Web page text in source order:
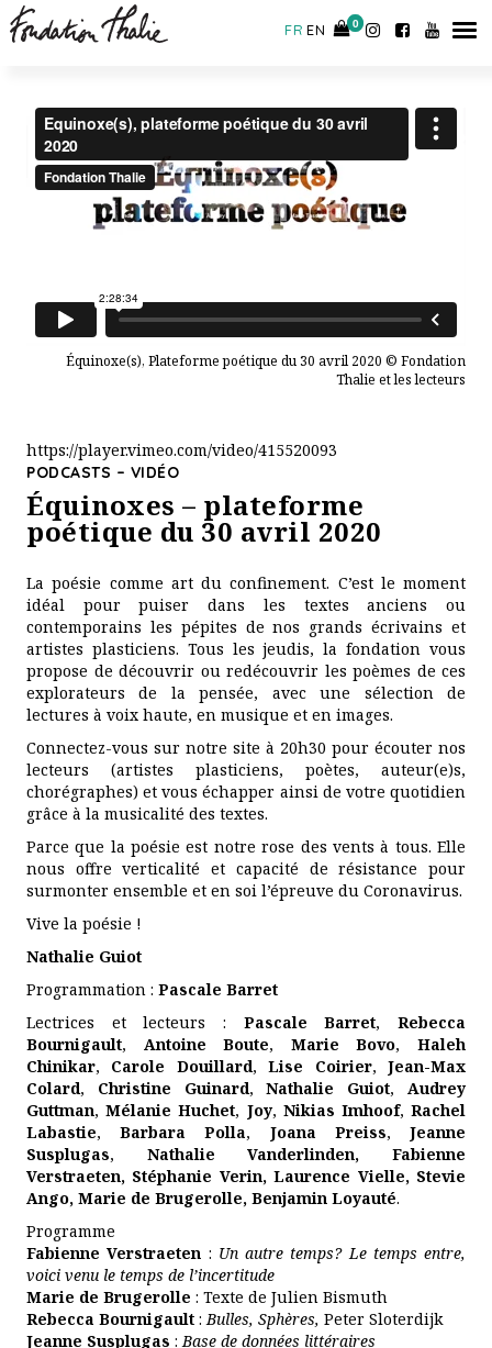
CONTACT
FR EN 0
0
Équinoxe(s), Plateforme poétique du 30 avril 2020 © Fondation
Thalie et les lecteurs
https://player.vimeo.com/video/415520093
PODCASTS – VIDÉO
Équinoxes – plateforme
poétique du 30 avril 2020
La poésie comme art du confinement. C’est le moment
idéal pour puiser dans les textes anciens ou
contemporains les pépites de nos grands écrivains et
artistes plasticiens. Tous les jeudis, la fondation vous
propose de découvrir ou redécouvrir les poèmes de ces
explorateurs de la pensée, avec une sélection de
lectures à voix haute, en musique et en images.
Connectez-vous sur notre site à 20h30 pour écouter nos
lecteurs (artistes plasticiens, poètes, auteur(e)s,
chorégraphes) et vous échapper ainsi de votre quotidien
grâce à la musicalité des textes.
Parce que la poésie est notre rose des vents à tous. Elle
nous offre verticalité et capacité de résistance pour
surmonter ensemble et en soi l’épreuve du Coronavirus.
Vive la poésie !
Nathalie Guiot
Programmation : Pascale Barret
Lectrices et lecteurs : Pascale Barret,Rebecca
Bournigault, Antoine Boute, Marie Bovo,Haleh
Chinikar, Carole Douillard,Lise Coirier,Jean-Max
Colard, Christine Guinard,Nathalie Guiot,Audrey
Guttman,Mélanie Huchet, Joy, Nikias Imhoof,Rachel
Labastie,Barbara Polla, Joana Preiss,Jeanne
Susplugas, Nathalie Vanderlinden, Fabienne
Verstraeten, Stéphanie Verin, Laurence Vielle, Stevie
Ango, Marie de Brugerolle, Benjamin Loyauté.
Programme
Fabienne Verstraeten : Un autre temps? Le temps entre,
voici venu le temps de l’incertitude
Marie de Brugerolle : Texte de Julien Bismuth
Rebecca Bournigault :Bulles, Sphères, Peter Sloterdijk
Jeanne Susplugas :Base de données littéraires